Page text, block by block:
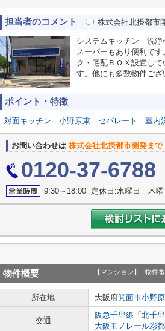
担当者のコメント 株式会社北摂都市
システムキッチン 洗浄
スーパーもあり便利で
ク・宅配ＢＯＸ設置し
す。他にも多数物件ござ
ポイント・特徴
対面キッチン 小野原東 セパレート 室内
お問い合わせは 株式会社北摂都市開発まで
0120-37-6788
9:30～18:00 定休日:水曜日 木曜
物件概要 【マンション】 物件
所在地 大阪府箕面市小野
交通
阪急千里線 「 北千里
大阪モノレール彩都